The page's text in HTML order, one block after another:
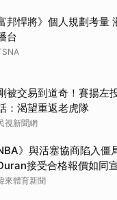
邦悍將》個人規劃考量
台
被交易到道奇！賽揚左
：渴望重返老虎隊
視新聞網
》與活塞協商陷入
接受合格報價如同
來體育新聞